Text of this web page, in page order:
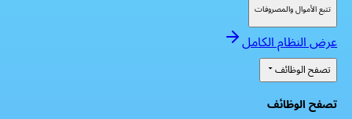
تتبع الأموال والمصروفات
عرض النظام الكامل
تصفح الوظائف
تصفح الوظائف